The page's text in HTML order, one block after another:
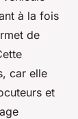
à la fois
de
car elle
et